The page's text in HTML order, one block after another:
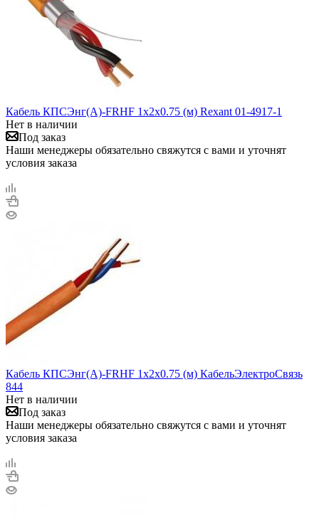
Кабель КПСЭнг(А)-FRHF 1х2х0.75 (м) Rexant 01-4917-1
Нет в наличии
Под заказ
Наши менеджеры обязательно свяжутся с вами и уточнят
условия заказа
Кабель КПСЭнг(А)-FRHF 1х2х0.75 (м) КабельЭлектроСвязь
844
Нет в наличии
Под заказ
Наши менеджеры обязательно свяжутся с вами и уточнят
условия заказа